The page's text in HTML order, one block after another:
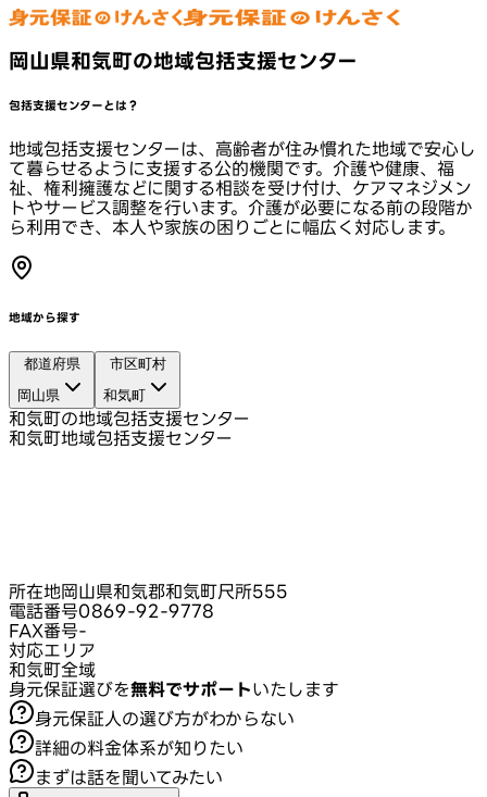
岡山県和気町の地域包括支援センター
包括支援センターとは？
地域包括支援センターは、高齢者が住み慣れた地域で安心し
て暮らせるように支援する公的機関です。介護や健康、福
祉、権利擁護などに関する相談を受け付け、ケアマネジメン
トやサービス調整を行います。介護が必要になる前の段階か
ら利用でき、本人や家族の困りごとに幅広く対応します。
地域から探す
都道府県
岡山県
市区町村
和気町
和気町の地域包括支援センター
和気町地域包括支援センター
所在地岡山県和気郡和気町尺所555
電話番号0869-92-9778
FAX番号-
対応エリア
和気町全域
身元保証選びを無料でサポートいたします
身元保証人の選び方がわからない
詳細の料金体系が知りたい
まずは話を聞いてみたい